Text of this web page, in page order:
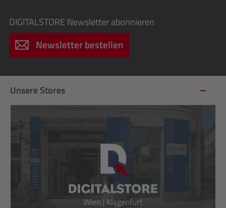
DIGITALSTORE Newsletter abonnieren
Newsletter bestellen
Unsere Stores